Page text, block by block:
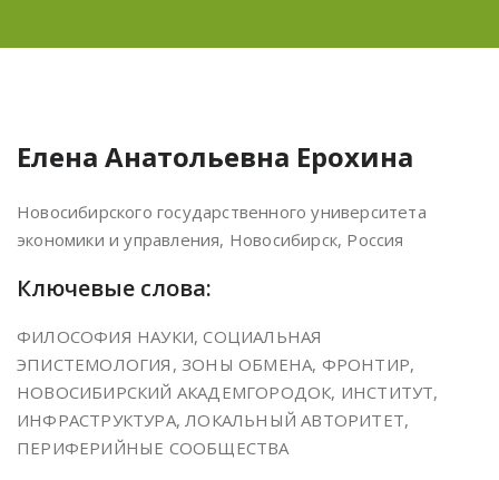
Елена Анатольевна Ерохина
Новосибирского государственного университета
экономики и управления, Новосибирск, Россия
Ключевые слова:
ФИЛОСОФИЯ НАУКИ, СОЦИАЛЬНАЯ
ЭПИСТЕМОЛОГИЯ, ЗОНЫ ОБМЕНА, ФРОНТИР,
НОВОСИБИРСКИЙ АКАДЕМГОРОДОК, ИНСТИТУТ,
ИНФРАСТРУКТУРА, ЛОКАЛЬНЫЙ АВТОРИТЕТ,
ПЕРИФЕРИЙНЫЕ СООБЩЕСТВА